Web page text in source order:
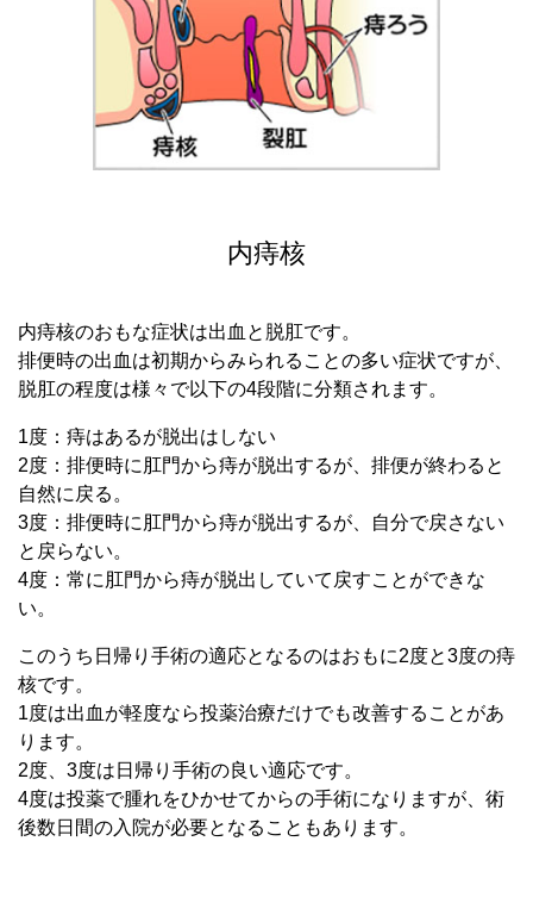
内痔核
内痔核のおもな症状は出血と脱肛です。
排便時の出血は初期からみられることの多い症状ですが、
脱肛の程度は様々で以下の4段階に分類されます。
1度：痔はあるが脱出はしない
2度：排便時に肛門から痔が脱出するが、排便が終わると
自然に戻る。
3度：排便時に肛門から痔が脱出するが、自分で戻さない
と戻らない。
4度：常に肛門から痔が脱出していて戻すことができな
い。
このうち日帰り手術の適応となるのはおもに2度と3度の痔
核です。
1度は出血が軽度なら投薬治療だけでも改善することがあ
ります。
2度、3度は日帰り手術の良い適応です。
4度は投薬で腫れをひかせてからの手術になりますが、術
後数日間の入院が必要となることもあります。